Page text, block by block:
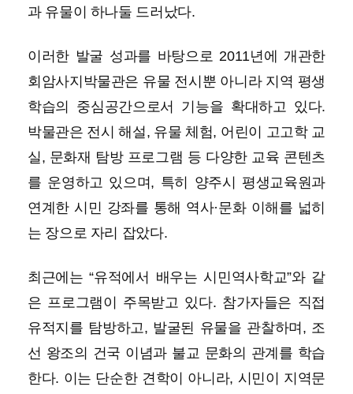
과 유물이 하나둘 드러났다.
이러한 발굴 성과를 바탕으로 2011년에 개관한
회암사지박물관은 유물 전시뿐 아니라 지역 평생
학습의 중심공간으로서 기능을 확대하고 있다.
박물관은 전시 해설, 유물 체험, 어린이 고고학 교
실, 문화재 탐방 프로그램 등 다양한 교육 콘텐츠
를 운영하고 있으며, 특히 양주시 평생교육원과
연계한 시민 강좌를 통해 역사·문화 이해를 넓히
는 장으로 자리 잡았다.
최근에는 “유적에서 배우는 시민역사학교”와 같
은 프로그램이 주목받고 있다. 참가자들은 직접
유적지를 탐방하고, 발굴된 유물을 관찰하며, 조
선 왕조의 건국 이념과 불교 문화의 관계를 학습
한다. 이는 단순한 견학이 아니라, 시민이 지역문